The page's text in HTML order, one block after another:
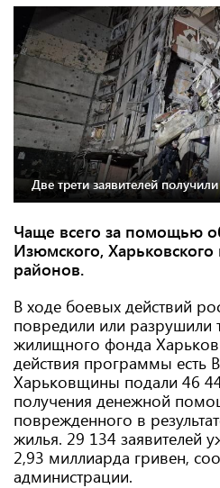
Две трети заявителей
Чаще всего за помощью
Изюмского, Харьковского
районов.
В ходе боевых действий
повредили или разрушили
жилищного фонда
действия программы есть
Харьковщины подали 46
получения денежной
поврежденного в
жилья. 29 134 заявителей
2,93 миллиарда гривен,
администрации.